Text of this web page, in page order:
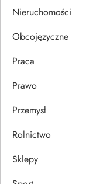
u
Nieruchomości
Obcojęzyczne
Praca
Prawo
Przemysł
Rolnictwo
Sklepy